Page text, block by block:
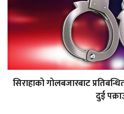
सिराहाको गोलबजारबाट
दुई